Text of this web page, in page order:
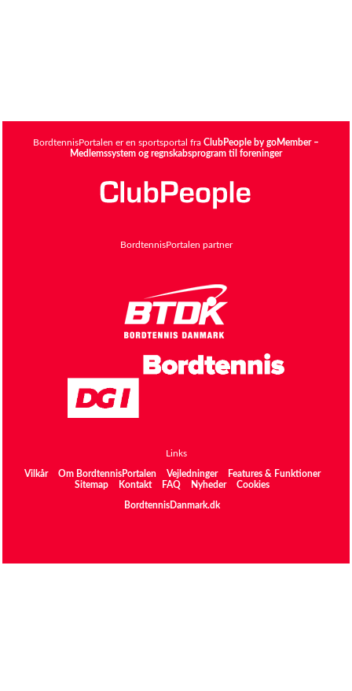
BordtennisPortalen er en sportsportal fra ClubPeople by goMember –
Medlemssystem og regnskabsprogram til foreninger
BordtennisPortalen partner
Links
Vilkår Om BordtennisPortalen Vejledninger
Features & Funktioner
Sitemap
Kontakt FAQ Nyheder Cookies
BordtennisDanmark.dk